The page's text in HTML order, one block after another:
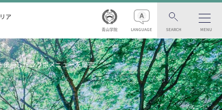
ア
青山学院 LANGUAGE SEARCH MENU
用したコラボメニューを販売